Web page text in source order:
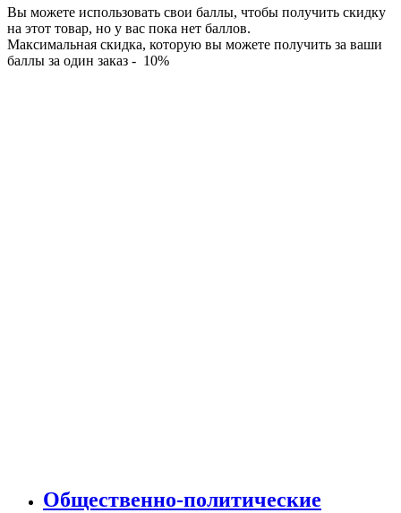
Вы можете использовать свои баллы, чтобы получить скидку
на этот товар, но у вас пока нет баллов.
Максимальная скидка, которую вы можете получить за ваши
баллы за один заказ - 10%
Общественно-политические